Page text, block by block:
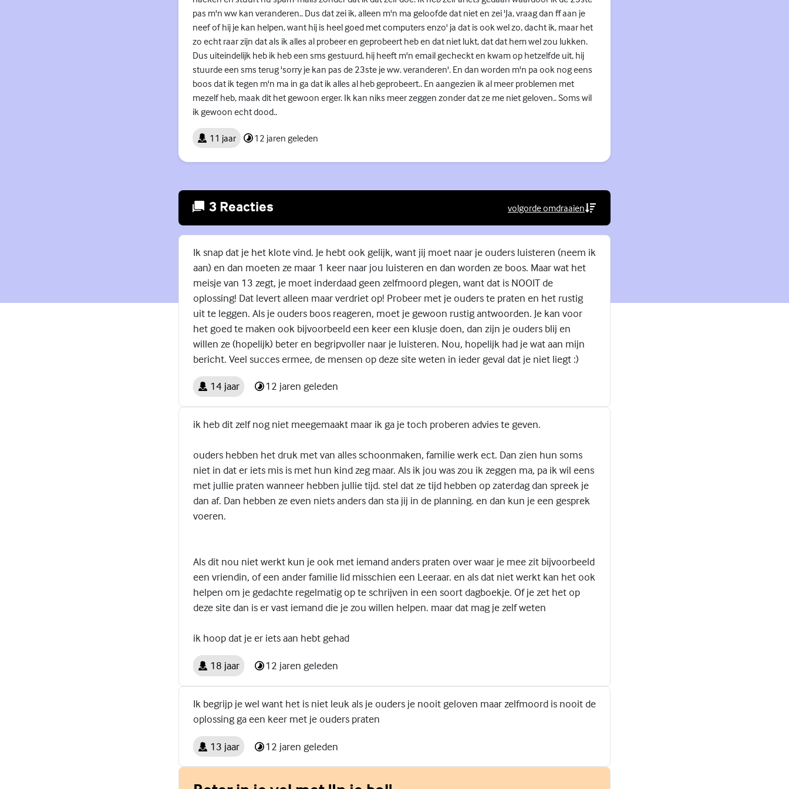
pas m'n ww kan veranderen.. Dus dat zei ik, alleen m'n ma geloofde dat niet en zei 'Ja, vraag dan ff aan je
neef of hij je kan helpen, want hij is heel goed met computers enzo' ja dat is ook wel zo, dacht ik, maar het
zo echt raar zijn dat als ik alles al probeer en geprobeert heb en dat niet lukt, dat dat hem wel zou lukken.
Dus uiteindelijk heb ik heb een sms gestuurd, hij heeft m'n email gecheckt en kwam op hetzelfde uit, hij
stuurde een sms terug 'sorry je kan pas de 23ste je ww. veranderen'. En dan worden m'n pa ook nog eens
boos dat ik tegen m'n ma in ga dat ik alles al heb geprobeert.. En aangezien ik al meer problemen met
mezelf heb, maak dit het gewoon erger. Ik kan niks meer zeggen zonder dat ze me niet geloven.. Soms wil
ik gewoon echt dood..
11 jaar 12 jaren geleden
3 Reacties volgorde omdraaien
(Externe link)
Ik snap dat je het klote vind. Je hebt ook gelijk, want jij moet naar je ouders luisteren (neem ik
aan) en dan moeten ze maar 1 keer naar jou luisteren en dan worden ze boos. Maar wat het
meisje van 13 zegt, je moet inderdaad geen zelfmoord plegen, want dat is NOOIT de
oplossing! Dat levert alleen maar verdriet op! Probeer met je ouders te praten en het rustig
uit te leggen. Als je ouders boos reageren, moet je gewoon rustig antwoorden. Je kan voor
het goed te maken ook bijvoorbeeld een keer een klusje doen, dan zijn je ouders blij en
willen ze (hopelijk) beter en begripvoller naar je luisteren. Nou, hopelijk had je wat aan mijn
bericht. Veel succes ermee, de mensen op deze site weten in ieder geval dat je niet liegt :)
14 jaar 12 jaren geleden
ik heb dit zelf nog niet meegemaakt maar ik ga je toch proberen advies te geven.
ouders hebben het druk met van alles schoonmaken, familie werk ect. Dan zien hun soms
niet in dat er iets mis is met hun kind zeg maar. Als ik jou was zou ik zeggen ma, pa ik wil eens
met jullie praten wanneer hebben jullie tijd. stel dat ze tijd hebben op zaterdag dan spreek je
dan af. Dan hebben ze even niets anders dan sta jij in de planning. en dan kun je een gesprek
voeren.
Als dit nou niet werkt kun je ook met iemand anders praten over waar je mee zit bijvoorbeeld
een vriendin, of een ander familie lid misschien een Leeraar. en als dat niet werkt kan het ook
helpen om je gedachte regelmatig op te schrijven in een soort dagboekje. Of je zet het op
deze site dan is er vast iemand die je zou willen helpen. maar dat mag je zelf weten
ik hoop dat je er iets aan hebt gehad
18 jaar 12 jaren geleden
Ik begrijp je wel want het is niet leuk als je ouders je nooit geloven maar zelfmoord is nooit de
oplossing ga een keer met je ouders praten
13 jaar 12 jaren geleden